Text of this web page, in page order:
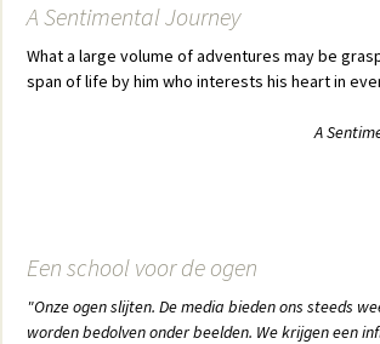
A Sentimental Journey
What a large volume of adventures may be
span of life by him who interests his heart in
A
Een school voor de ogen
"Onze ogen slijten. De media bieden ons steeds
worden bedolven onder beelden. We krijgen een